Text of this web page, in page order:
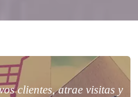
clientes, atrae visitas y